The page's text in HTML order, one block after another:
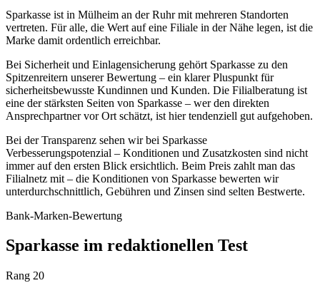
Sparkasse ist in Mülheim an der Ruhr mit mehreren Standorten
vertreten. Für alle, die Wert auf eine Filiale in der Nähe legen, ist die
Marke damit ordentlich erreichbar.
Bei Sicherheit und Einlagensicherung gehört Sparkasse zu den
Spitzenreitern unserer Bewertung – ein klarer Pluspunkt für
sicherheitsbewusste Kundinnen und Kunden. Die Filialberatung ist
eine der stärksten Seiten von Sparkasse – wer den direkten
Ansprechpartner vor Ort schätzt, ist hier tendenziell gut aufgehoben.
Bei der Transparenz sehen wir bei Sparkasse
Verbesserungspotenzial – Konditionen und Zusatzkosten sind nicht
immer auf den ersten Blick ersichtlich. Beim Preis zahlt man das
Filialnetz mit – die Konditionen von Sparkasse bewerten wir
unterdurchschnittlich, Gebühren und Zinsen sind selten Bestwerte.
Bank-Marken-Bewertung
Sparkasse im redaktionellen Test
Rang 20